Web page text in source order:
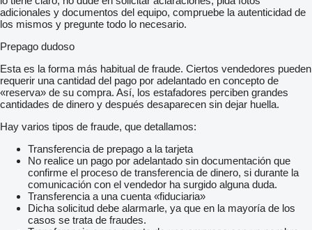
adicionales y documentos del equipo, compruebe la autenticidad de
los mismos y pregunte todo lo necesario.
Prepago dudoso
Esta es la forma más habitual de fraude. Ciertos vendedores pueden
requerir una cantidad del pago por adelantado en concepto de
«reserva» de su compra. Así, los estafadores perciben grandes
cantidades de dinero y después desaparecen sin dejar huella.
Hay varios tipos de fraude, que detallamos:
Transferencia de prepago a la tarjeta
No realice un pago por adelantado sin documentación que
confirme el proceso de transferencia de dinero, si durante la
comunicación con el vendedor ha surgido alguna duda.
Transferencia a una cuenta «fiduciaria»
Dicha solicitud debe alarmarle, ya que en la mayoría de los
casos se trata de fraudes.